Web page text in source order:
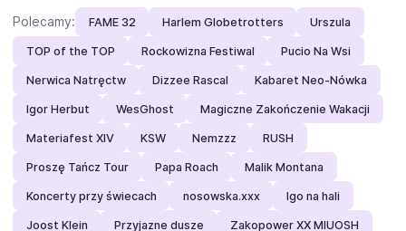
Polecamy: FAME 32 Harlem Globetrotters Urszula
TOP of the TOP Rockowizna Festiwal Pucio Na Wsi
Nerwica Natręctw Dizzee Rascal Kabaret Neo-Nówka
Igor Herbut WesGhost Magiczne Zakończenie Wakacji
Materiafest XIV KSW Nemzzz RUSH
Proszę Tańcz Tour Papa Roach Malik Montana
Koncerty przy świecach nosowska.xxx Igo na hali
Joost Klein Przyjazne dusze Zakopower XX MIUOSH